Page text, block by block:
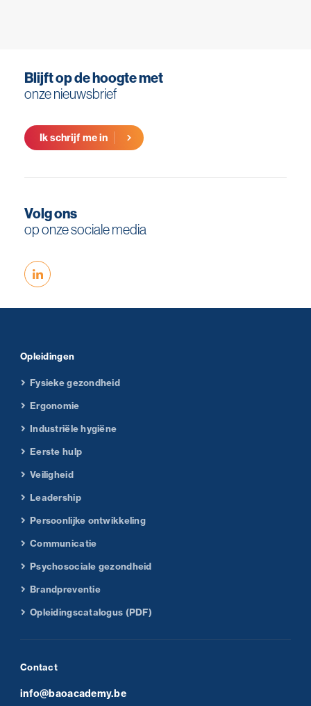
Blijft op de hoogte met
onze nieuwsbrief
Ik schrijf me in
Volg ons
op onze sociale media
Opleidingen
Fysieke gezondheid
Ergonomie
Industriële hygiëne
Eerste hulp
Veiligheid
Leadership
Persoonlijke ontwikkeling
Communicatie
Psychosociale gezondheid
Brandpreventie
Opleidingscatalogus (PDF)
Contact
info@baoacademy.be